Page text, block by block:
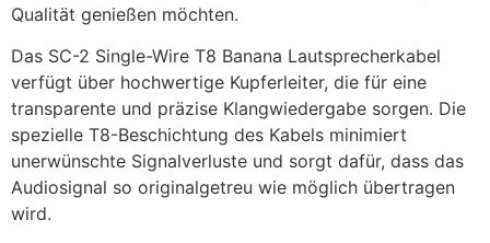
Qualität genießen möchten.
Das SC-2 Single-Wire T8 Banana Lautsprecherkabel
verfügt über hochwertige Kupferleiter, die für eine
transparente und präzise Klangwiedergabe sorgen. Die
spezielle T8-Beschichtung des Kabels minimiert
unerwünschte Signalverluste und sorgt dafür, dass das
Audiosignal so originalgetreu wie möglich übertragen
wird.